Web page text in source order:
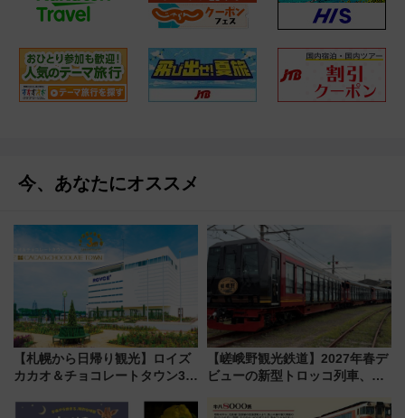
今、あなたにオススメ
【札幌から日帰り観光】ロイズ
カカオ＆チョコレートタウン3周
詰め放題を開催、ロイズタウン
【嵯峨野観光鉄道】2027年春デ
ビューの新型トロッコ列車、い
は2026年で引退